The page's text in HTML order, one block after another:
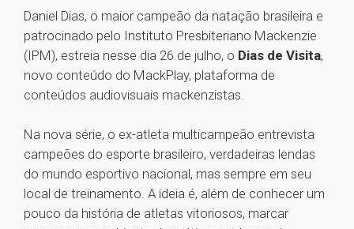
Daniel Dias, o maior campeão da natação brasileira e
patrocinado pelo Instituto Presbiteriano Mackenzie
(IPM), estreia nesse dia 26 de julho, o Dias de Visita,
novo conteúdo do MackPlay, plataforma de
conteúdos audiovisuais mackenzistas.
Na nova série, o ex-atleta multicampeão entrevista
campeões do esporte brasileiro, verdadeiras lendas
do mundo esportivo nacional, mas sempre em seu
local de treinamento. A ideia é, além de conhecer um
pouco da história de atletas vitoriosos, marcar